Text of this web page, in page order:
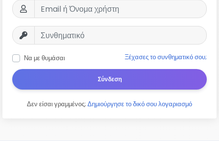
Να με θυμάσαι Ξέχασες το συνθηματικό σου;
Σύνδεση
Δεν είσαι γραμμένος; Δημιούργησε το δικό σου λογαριασμό